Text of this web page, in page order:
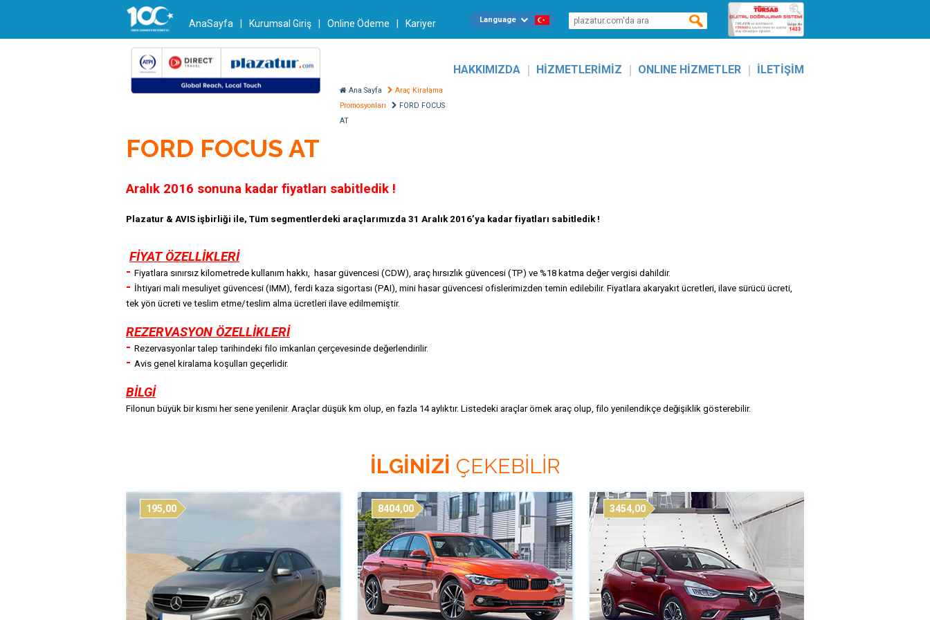
AnaSayfa Kurumsal Giriş Online Ödeme Kariyer Language
İLETİŞİM
ONLINE HİZMETLER |
HİZMETLERİMİZ |
HAKKIMIZDA |
Ana Sayfa
Araç Kiralama
Promosyonları
FORD FOCUS
AT
FORD FOCUS AT
Aralık 2016 sonuna kadar fiyatları sabitledik !
Plazatur & AVIS işbirliği ile, Tüm segmentlerdeki araçlarımızda 31 Aralık 2016’ya kadar fiyatları sabitledik !
FİYAT ÖZELLİKLERİ
- Fiyatlara sınırsız kilometrede kullanım hakkı, hasar güvencesi (CDW), araç hırsızlık güvencesi (TP) ve %18 katma değer vergisi dahildir.
- İhtiyari mali mesuliyet güvencesi (IMM), ferdi kaza sigortası (PAI), mini hasar güvencesi ofislerimizden temin edilebilir. Fiyatlara akaryakıt ücretleri, ilave sürücü ücreti,
tek yön ücreti ve teslim etme/teslim alma ücretleri ilave edilmemiştir.
REZERVASYON ÖZELLİKLERİ
- Rezervasyonlar talep tarihindeki filo imkanları çerçevesinde değerlendirilir.
- Avis genel kiralama koşulları geçerlidir.
BİLGİ
Filonun büyük bir kısmı her sene yenilenir. Araçlar düşük km olup, en fazla 14 aylıktır. Listedeki araçlar örnek araç olup, filo yenilendikçe değişiklik gösterebilir.
İLGİNİZİ ÇEKEBİLİR
195,00 8404,00 3454,00